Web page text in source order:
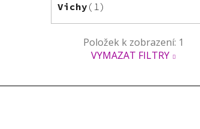
Vichy 1
VYMAZAT FILTRY
Položek k zobrazení: 1